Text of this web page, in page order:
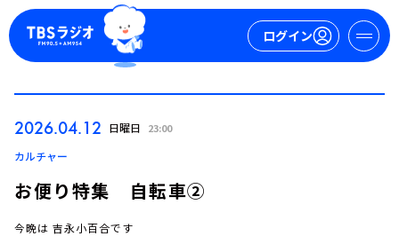
ログイン
2026.04.12 日曜日 23:00
カルチャー
お便り特集 自転車②
今晩は 吉永小百合です